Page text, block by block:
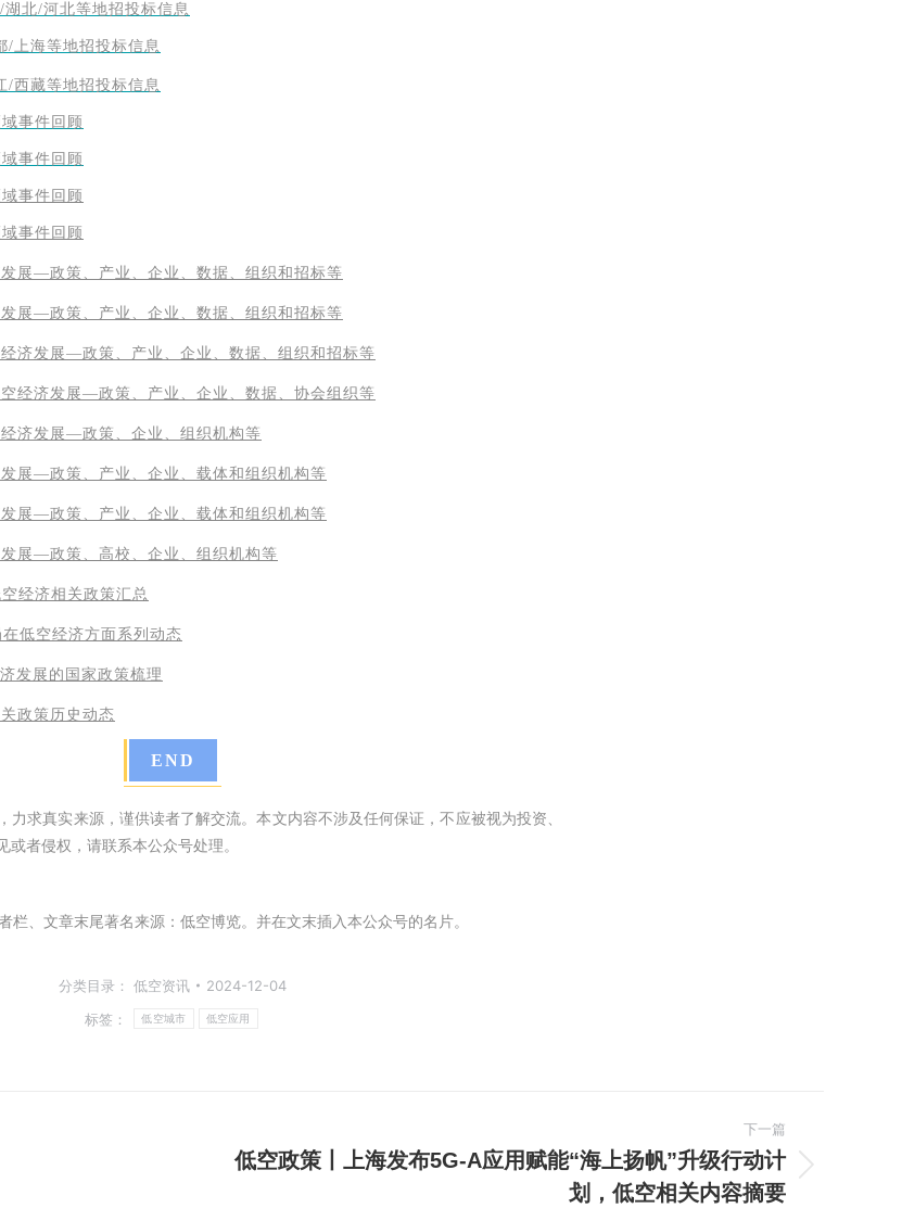
北/河北等地招投标信息
/上海等地招投标信息
/西藏等地招投标信息
事件回顾
事件回顾
事件回顾
事件回顾
展—政策、产业、企业、数据、组织和招标等
展—政策、产业、企业、数据、组织和招标等
济发展—政策、产业、企业、数据、组织和招标等
经济发展—政策、产业、企业、数据、协会组织等
济发展—政策、企业、组织机构等
展—政策、产业、企业、载体和组织机构等
展—政策、产业、企业、载体和组织机构等
展—政策、高校、企业、组织机构等
经济相关政策汇总
低空经济方面系列动态
发展的国家政策梳理
政策历史动态
END
力求真实来源，谨供读者了解交流。本文内容不涉及任何保证，不应被视为投资、
者侵权，请联系本公众号处理。
栏、文章末尾著名来源：低空博览。并在文末插入本公众号的名片。
分类目录： 低空资讯
2024-12-04
标签：
低空城市 低空应用
下一篇
低空政策丨上海发布5G-A应用赋能“海上扬帆”升级行动计
划，低空相关内容摘要